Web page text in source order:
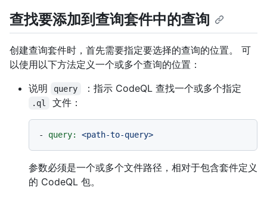
查找要添加到查询套件中的查询
创建查询套件时，首先需要指定要选择的查询的位置。 可
以使用以下方法定义一个或多个查询的位置：
说明
query ：指示 CodeQL 查找一个或多个指定
.ql 文件：
- query: <path-to-query>
参数必须是一个或多个文件路径，相对于包含套件定义
的 CodeQL 包。